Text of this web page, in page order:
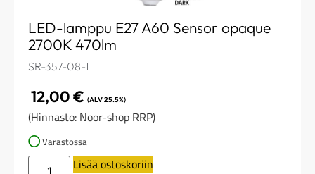
LED-lamppu E27 A60 Sensor opaque
2700K 470lm
SR-357-08-1
12,00€ (ALV 25.5%)
(Hinnasto: Noor-shop RRP)
Varastossa
Lisää ostoskoriin